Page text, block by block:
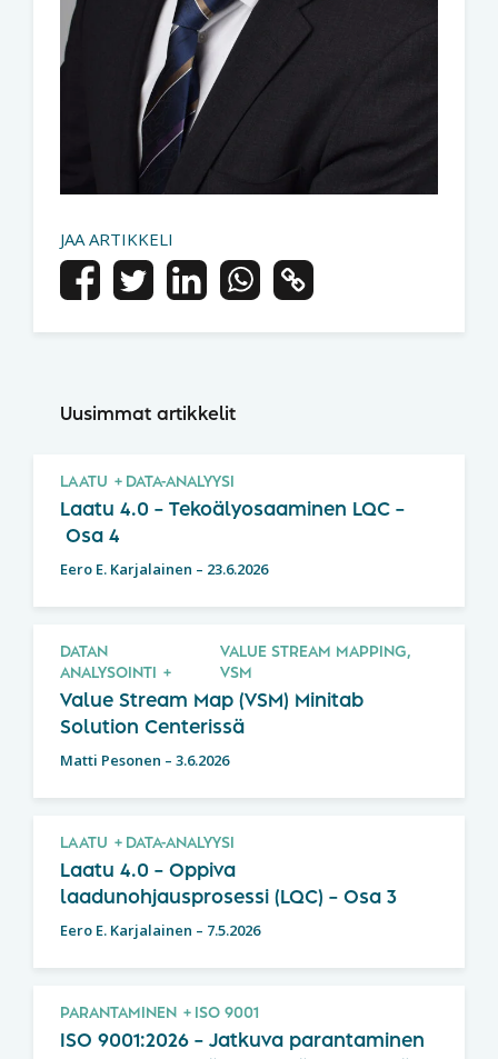
JAA ARTIKKELI
Uusimmat artikkelit
LAATU DATA-ANALYYSI
Laatu 4.0 – Tekoälyosaaminen LQC –
Osa 4
Eero E. Karjalainen – 23.6.2026
DATAN
ANALYSOINTI
VALUE STREAM MAPPING,
VSM
Value Stream Map (VSM) Minitab
Solution Centerissä
Matti Pesonen – 3.6.2026
LAATU DATA-ANALYYSI
Laatu 4.0 – Oppiva
laadunohjausprosessi (LQC) – Osa 3
Eero E. Karjalainen – 7.5.2026
PARANTAMINEN ISO 9001
ISO 9001:2026 – Jatkuva parantaminen